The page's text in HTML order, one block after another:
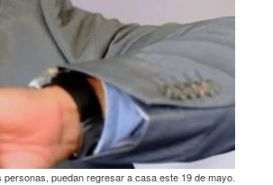
puedan regresar a casa este 19 de mayo.